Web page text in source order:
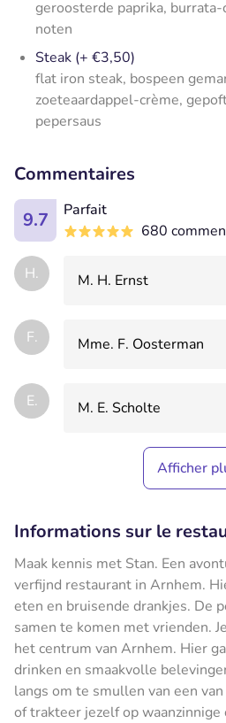
geroosterde paprika,
noten
Steak (+ €3,50)
flat iron steak, bospeen
zoeteaardappel-crème,
pepersaus
Commentaires
9.7
Parfait
680
H. M. H. Ernst
F. Mme. F. Oosterman
E. M. E. Scholte
Afficher
Informations sur le
Maak kennis met Stan. Een
verfijnd restaurant in Arnhem.
eten en bruisende drankjes. De
samen te komen met vrienden.
het centrum van Arnhem. Hier
drinken en smaakvolle
langs om te smullen van een
of trakteer jezelf op waanzinnige